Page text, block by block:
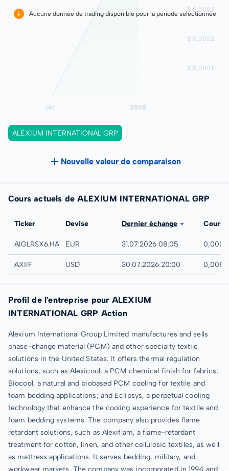
Aucune donnée de trading disponible pour la période sélectionnée
ALEXIUM INTERNATIONAL GRP
Nouvelle valeur de comparaison
Cours actuels de ALEXIUM INTERNATIONAL GRP
Bourse
Ticker Devise Dernier échange Cours
Hamburg
AIGLRSX6.HAMBEUR 31.07.2026 08:05 0,0005
UTC
AXIIF USD 30.07.2026 20:00 0,008
Profil de l'entreprise pour ALEXIUM
INTERNATIONAL GRP Action
Alexium International Group Limited manufactures and sells
phase-change material (PCM) and other specialty textile
solutions in the United States. It offers thermal regulation
solutions, such as Alexicool, a PCM chemical finish for fabrics;
Biocool, a natural and biobased PCM cooling for textile and
foam bedding applications; and Eclipsys, a perpetual cooling
technology that enhance the cooling experience for textile and
foam bedding systems. The company also provides flame
retardant solutions, such as Alexiflam, a flame-retardant
treatment for cotton, linen, and other cellulosic textiles, as well
as mattress applications. It serves bedding, military, and
workwear markets. The company was incorporated in 1994 and